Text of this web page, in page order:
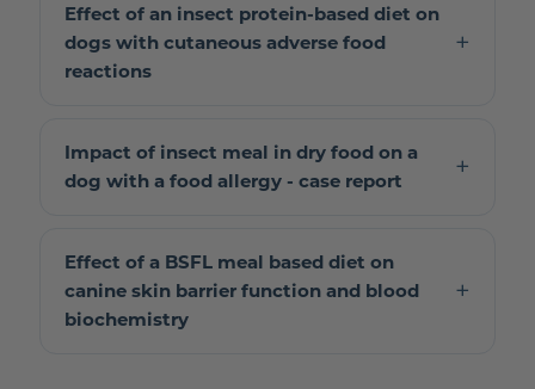
Effect of an insect protein-based diet on
dogs with cutaneous adverse food
reactions
Impact of insect meal in dry food on a
dog with a food allergy - case report
Effect of a BSFL meal based diet on
canine skin barrier function and blood
biochemistry